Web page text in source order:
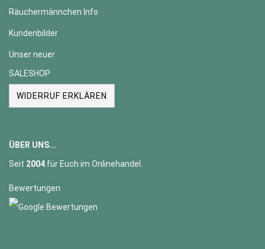
Räuchermännchen Info
Kundenbilder
Unser neuer
SALESHOP
WIDERRUF ERKLÄREN
ÜBER UNS...
Seit 2004 für Euch im Onlinehandel.
Bewertungen